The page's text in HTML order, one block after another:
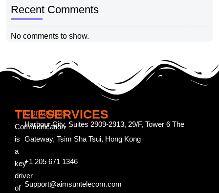
Recent Comments
No comments to show.
TELESERVICES
Communication
is
a
key
driver
of
Contact us
Harbour City, Suites 2909-2913, 29/F, Tower 6 The
Gateway, Tsim Sha Tsui, Hong Kong
+1 205 671 1346
Support@aimsuntelecom.com